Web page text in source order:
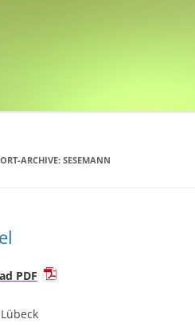
ARCHIVE:SESEMANN
PDF
Lübeck